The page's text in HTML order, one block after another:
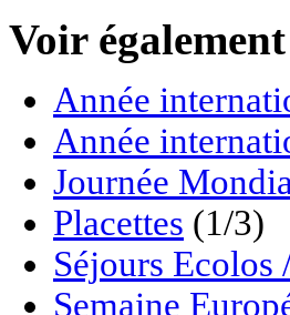
Voir
Année
Année
Journée
Placettes (1/3)
Séjours Ecolos
Semaine